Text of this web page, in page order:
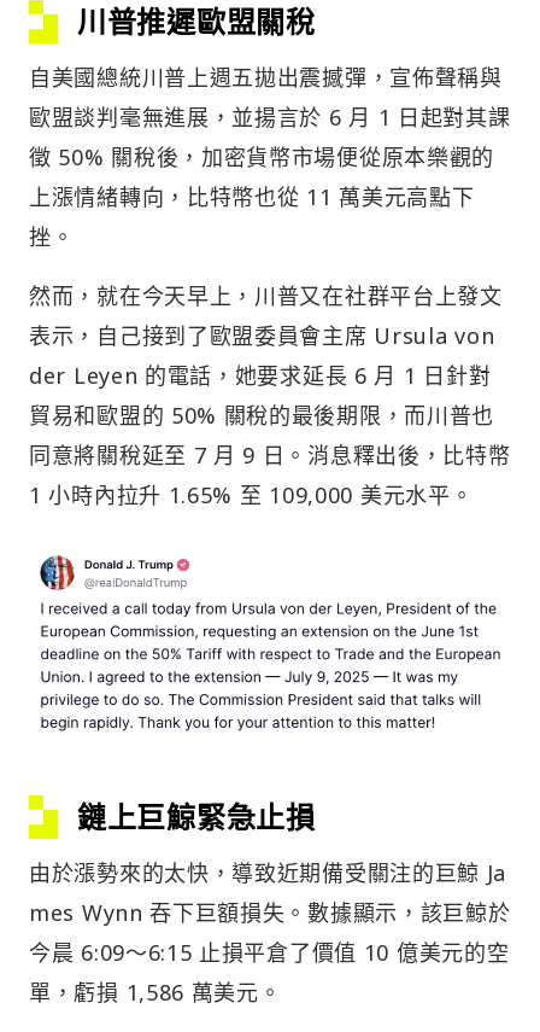
川普推遲歐盟關稅
自美國總統川普上週五拋出震撼彈，宣佈聲稱與
歐盟談判毫無進展，並揚言於 6 月 1 日起對其課
徵 50% 關稅後，加密貨幣市場便從原本樂觀的
上漲情緒轉向，比特幣也從 11 萬美元高點下
挫。
然而，就在今天早上，川普又在社群平台上發文
表示，自己接到了歐盟委員會主席 Ursula von
der Leyen 的電話，她要求延長 6 月 1 日針對
貿易和歐盟的 50% 關稅的最後期限，而川普也
同意將關稅延至 7 月 9 日。消息釋出後，比特幣
1 小時內拉升 1.65% 至 109,000 美元水平。
鏈上巨鯨緊急止損
由於漲勢來的太快，導致近期備受關注的巨鯨 Ja
mes Wynn 吞下巨額損失。數據顯示，該巨鯨於
今晨 6:09～6:15 止損平倉了價值 10 億美元的空
單，虧損 1,586 萬美元。